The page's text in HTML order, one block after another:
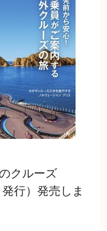
クルーズ
行）発売しま